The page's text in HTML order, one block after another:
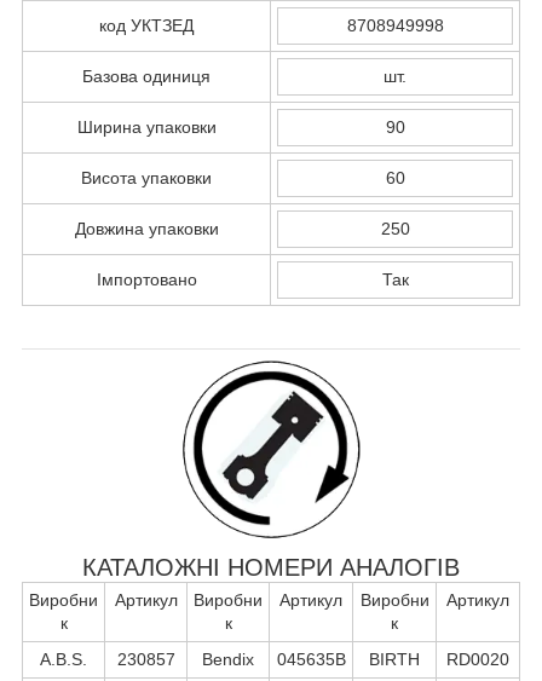
код УКТЗЕД 8708949998
Базова одиниця шт.
Ширина упаковки 90
Висота упаковки 60
Довжина упаковки 250
Імпортовано Так
КАТАЛОЖНІ НОМЕРИ АНАЛОГІВ
Виробни
к
Артикул
Виробни
к
Артикул
Виробни
к
Артикул
A.B.S. 230857 Bendix 045635B BIRTH
RD0020